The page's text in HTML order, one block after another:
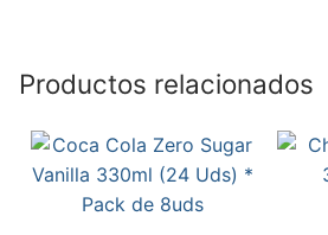
Productos relacionados